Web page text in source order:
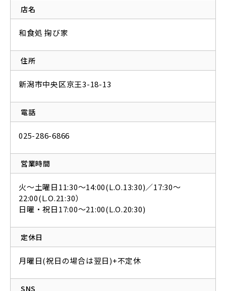
店名
和食処 掬び家
住所
新潟市中央区京王3-18-13
電話
025-286-6866
営業時間
火～土曜日11:30～14:00(L.O.13:30)／17:30〜
22:00(L.O.21:30）
日曜・祝日17:00～21:00(L.O.20:30)
定休日
月曜日(祝日の場合は翌日)+不定休
SNS